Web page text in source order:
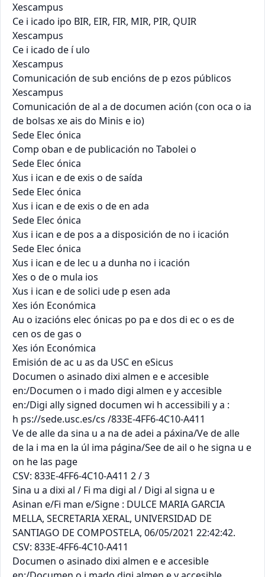
Xescampus
Ce i icado ipo BIR, EIR, FIR, MIR, PIR, QUIR
Xescampus
Ce i icado de í ulo
Xescampus
Comunicación de sub encións de p ezos públicos
Xescampus
Comunicación de al a de documen ación (con oca o ia
de bolsas xe ais do Minis e io)
Sede Elec ónica
Comp oban e de publicación no Tabolei o
Sede Elec ónica
Xus i ican e de exis o de saída
Sede Elec ónica
Xus i ican e de exis o de en ada
Sede Elec ónica
Xus i ican e de pos a a disposición de no i icación
Sede Elec ónica
Xus i ican e de lec u a dunha no i icación
Xes o de o mula ios
Xus i ican e de solici ude p esen ada
Xes ión Económica
Au o izacións elec ónicas po pa e dos di ec o es de
cen os de gas o
Xes ión Económica
Emisión de ac u as da USC en eSicus
Documen o asinado dixi almen e e accesible
en:/Documen o i mado digi almen e y accesible
en:/Digi ally signed documen wi h accessibili y a :
h ps://sede.usc.es/cs /833E-4FF6-4C10-A411
Ve de alle da sina u a na de adei a páxina/Ve de alle
de la i ma en la úl ima página/See de ail o he signa u e
on he las page
CSV: 833E-4FF6-4C10-A411 2 / 3
Sina u a dixi al / Fi ma digi al / Digi al signa u e
Asinan e/Fi man e/Signe : DULCE MARIA GARCIA
MELLA, SECRETARIA XERAL, UNIVERSIDAD DE
SANTIAGO DE COMPOSTELA, 06/05/2021 22:42:42.
CSV: 833E-4FF6-4C10-A411
Documen o asinado dixi almen e e accesible